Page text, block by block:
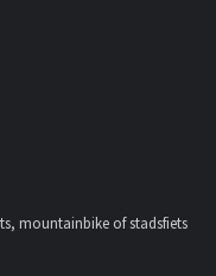
mountainbike of stadsfiets